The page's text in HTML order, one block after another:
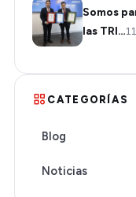
Somos
las TRI…
CATEGORÍAS
Blog
Noticias